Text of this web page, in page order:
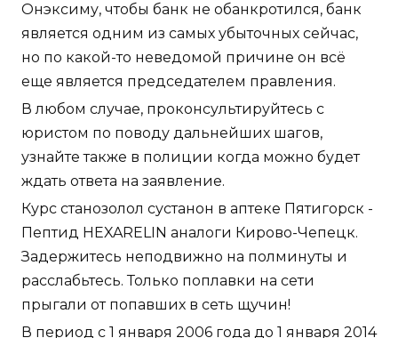
Онэксиму, чтобы банк не обанкротился, банк
является одним из самых убыточных сейчас,
но по какой-то неведомой причине он всё
еще является председателем правления.
В любом случае, проконсультируйтесь с
юристом по поводу дальнейших шагов,
узнайте также в полиции когда можно будет
ждать ответа на заявление.
Курс станозолол сустанон в аптеке Пятигорск -
Пептид HEXARELIN аналоги Кирово-Чепецк.
Задержитесь неподвижно на полминуты и
расслабьтесь. Только поплавки на сети
прыгали от попавших в сеть щучин!
В период с 1 января 2006 года до 1 января 2014